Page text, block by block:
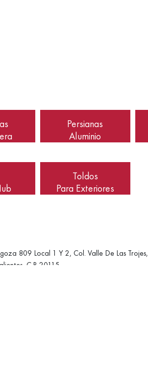
Persianas
Aluminio
Toldos
Para Exteriores
809 Local 1 Y 2, Col. Valle De Las Trojes,
C.P. 20115